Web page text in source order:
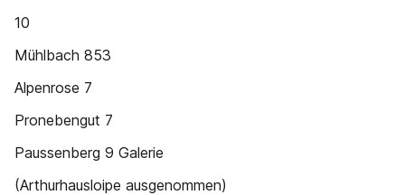
10
Mühlbach 853
Alpenrose 7
Pronebengut 7
Paussenberg 9 Galerie
(Arthurhausloipe ausgenommen)